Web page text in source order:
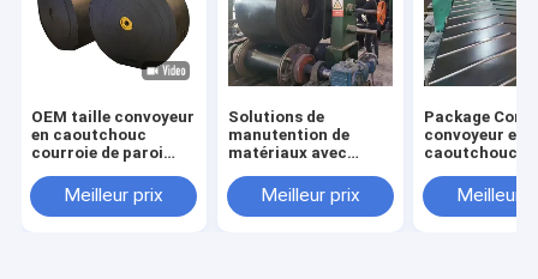
OEM taille convoyeur
en caoutchouc
courroie de paroi
les industries
résistant à l'huile
Meilleur prix
Solutions de
manutention de
matériaux avec
transporteuse en
caoutchouc OEM et
Meilleur prix
Package
convoyeur en
caoutchouc
sacsMeilleur